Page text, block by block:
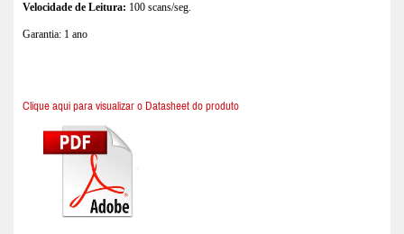
Velocidade de Leitura: 100 scans/seg.
Garantia: 1 ano
Clique aqui para visualizar o Datasheet do produto